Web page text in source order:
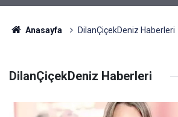
Çekti
Anasayfa DilanÇiçekDeniz Haberleri
DilanÇiçekDeniz Haberleri